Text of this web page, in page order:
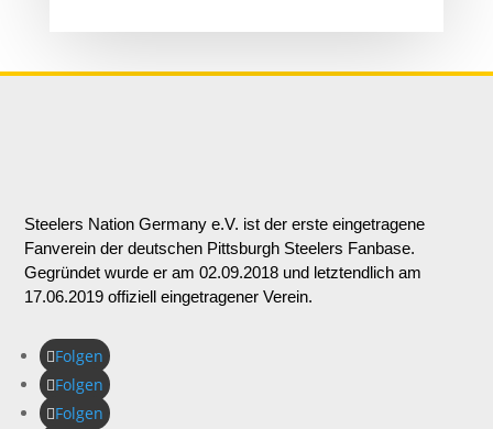
Steelers Nation Germany e.V. ist der erste eingetragene
Fanverein der deutschen Pittsburgh Steelers Fanbase.
Gegründet wurde er am 02.09.2018 und letztendlich am
17.06.2019 offiziell eingetragener Verein.
Folgen
Folgen
Folgen